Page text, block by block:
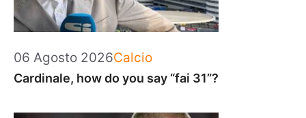
06 Agosto 2026Categorie
Calcio
Cardinale, how do you say “fai 31”?